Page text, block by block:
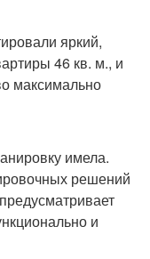
яркий,
46 кв. м., и
максимально
имела.
решений
и